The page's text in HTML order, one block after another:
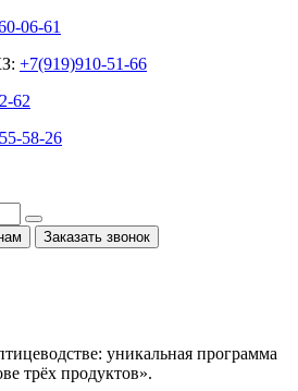
06-61
+7(919)910-51-66
62
58-26
Заказать звонок
уникальная программа
трёх продуктов».